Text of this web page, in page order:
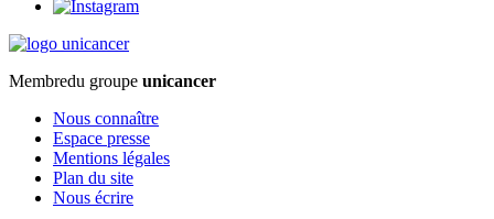
Membredu groupe unicancer
Nous connaître
Espace presse
Mentions légales
Plan du site
Nous écrire